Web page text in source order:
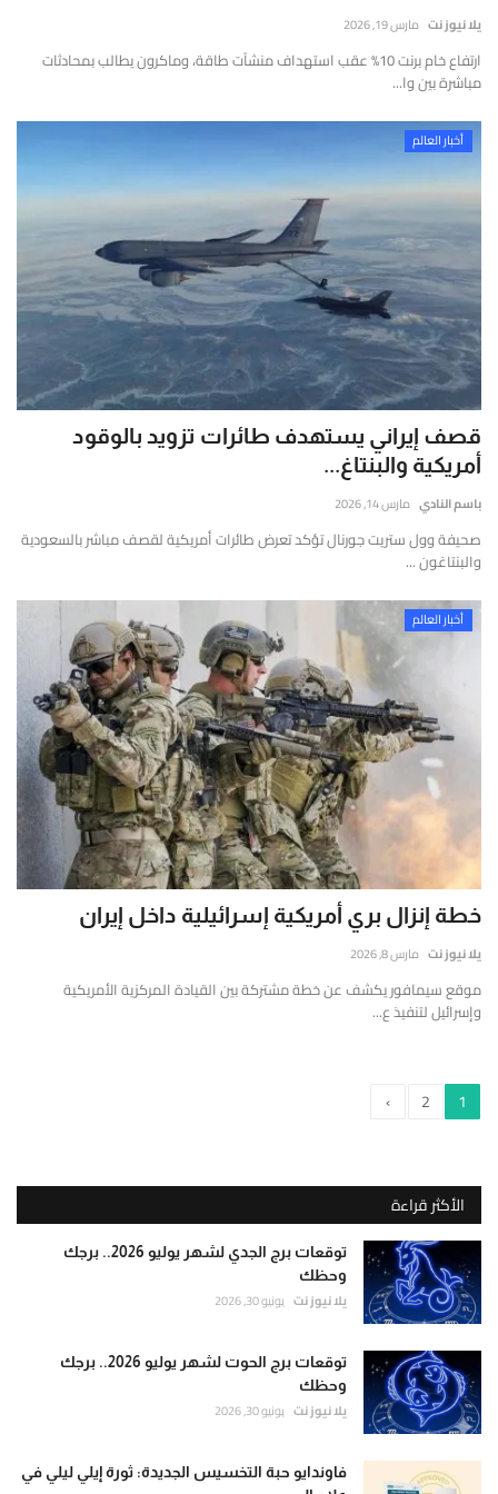
تقارير
دقيقة
وموثوقة
التحليل
العميق
والتحقق
من
المصادر
والأرقام
الحية.
يلا نيوز نت مارس 19, 2026
ارتفاع خام برنت 10% عقب استهداف منشآت طاقة، وماكرون يطالب بمحادثات
مباشرة بين وا...
أخبار العالم
قصف إيراني يستهدف طائرات تزويد بالوقود
أمريكية والبنتاغ...
باسم النادي مارس 14, 2026
صحيفة وول ستريت جورنال تؤكد تعرض طائرات أمريكية لقصف مباشر بالسعودية
والبنتاغون ...
أخبار العالم
خطة إنزال بري أمريكية إسرائيلية داخل إيران
يلا نيوز نت مارس 8, 2026
موقع سيمافور يكشف عن خطة مشتركة بين القيادة المركزية الأمريكية
وإسرائيل لتنفيذ ع...
1
2
›
الأكثر قراءة
توقعات برج الجدي لشهر يوليو 2026.. برجك
وحظك
يلا نيوز نت يونيو 30, 2026
توقعات برج الحوت لشهر يوليو 2026.. برجك
وحظك
يلا نيوز نت يونيو 30, 2026
فاوندايو حبة التخسيس الجديدة: ثورة إيلي ليلي في